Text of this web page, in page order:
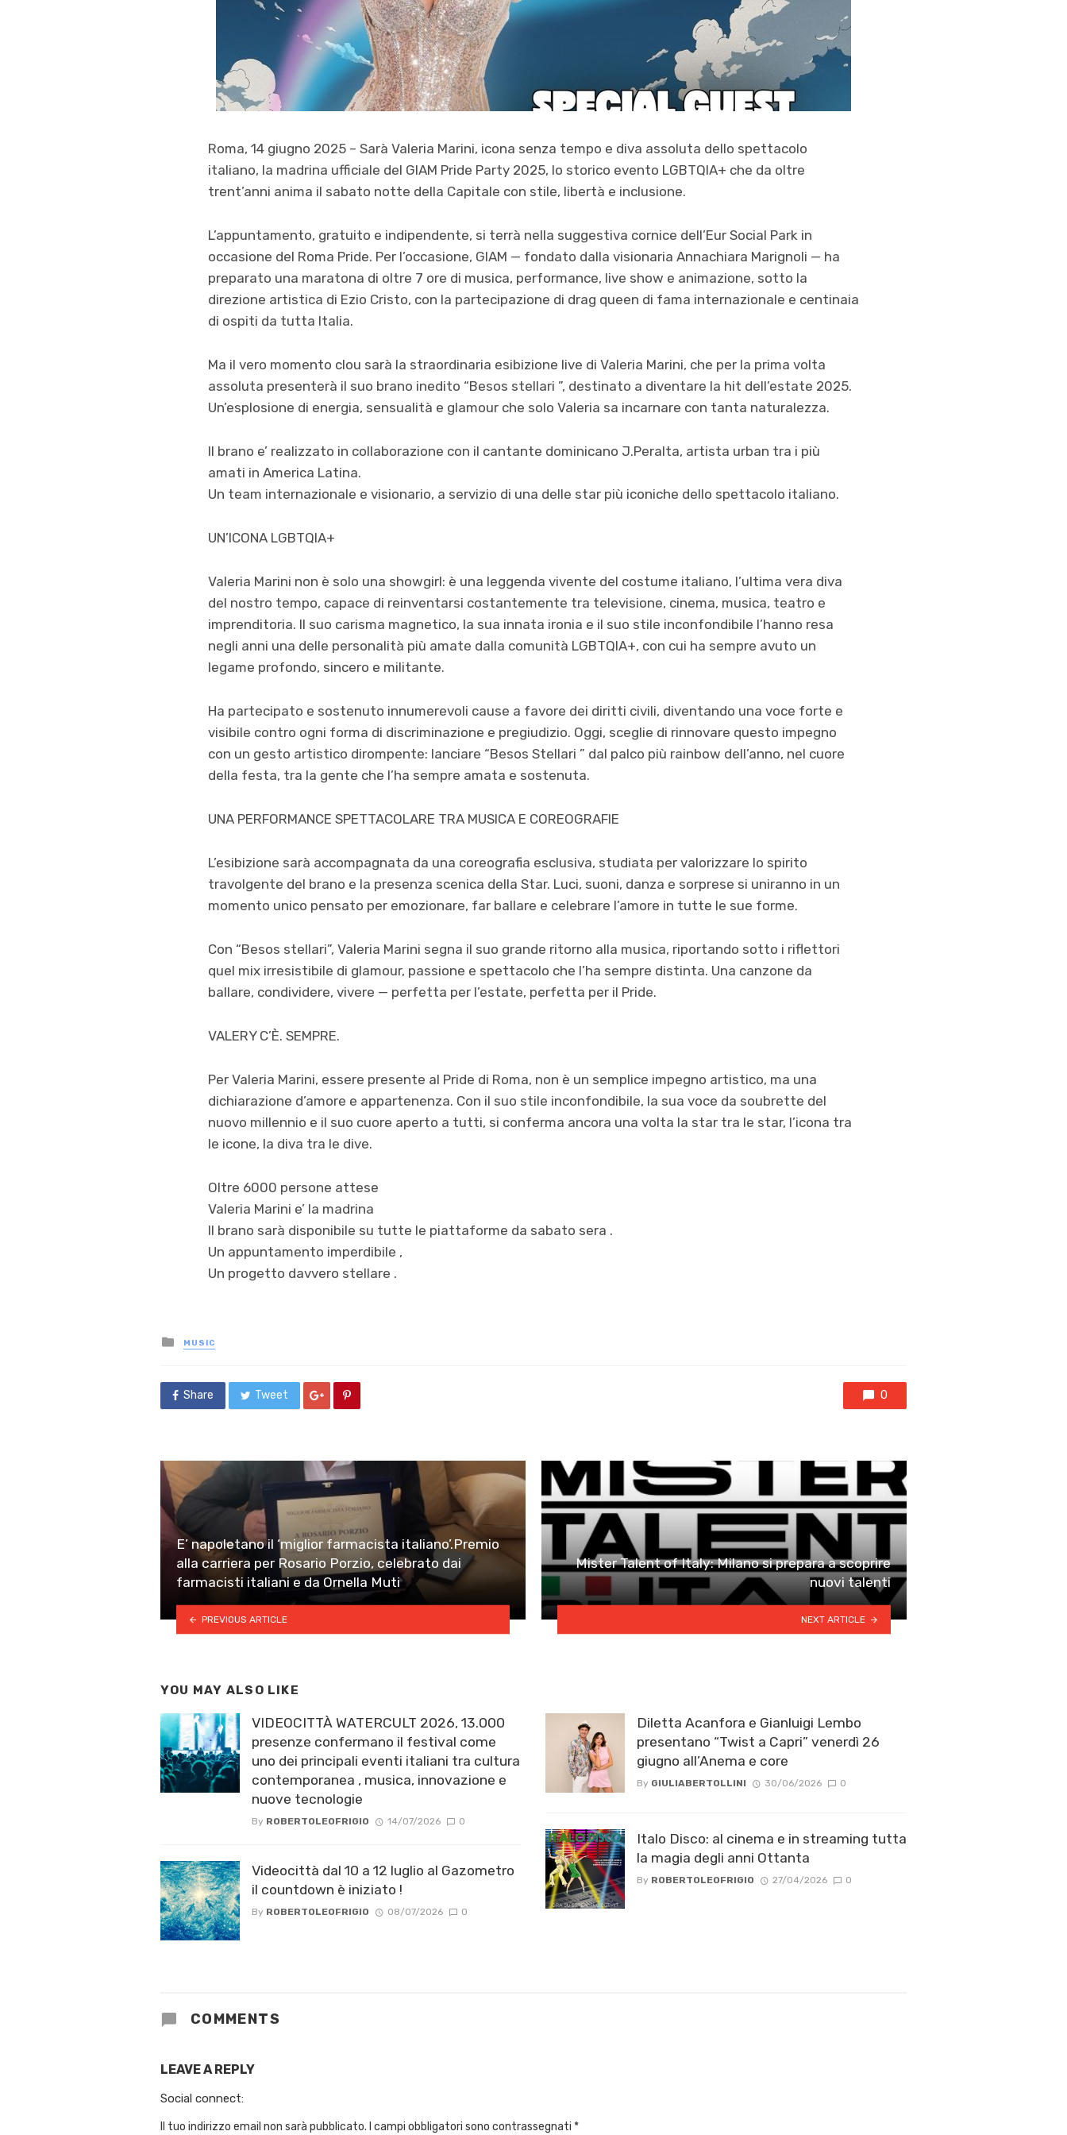
Roma, 14 giugno 2025 – Sarà Valeria Marini, icona senza tempo e diva assoluta dello spettacolo
italiano, la madrina ufficiale del GIAM Pride Party 2025, lo storico evento LGBTQIA+ che da oltre
trent’anni anima il sabato notte della Capitale con stile, libertà e inclusione.
L’appuntamento, gratuito e indipendente, si terrà nella suggestiva cornice dell’Eur Social Park in
occasione del Roma Pride. Per l’occasione, GIAM — fondato dalla visionaria Annachiara Marignoli — ha
preparato una maratona di oltre 7 ore di musica, performance, live show e animazione, sotto la
direzione artistica di Ezio Cristo, con la partecipazione di drag queen di fama internazionale e centinaia
di ospiti da tutta Italia.
Ma il vero momento clou sarà la straordinaria esibizione live di Valeria Marini, che per la prima volta
assoluta presenterà il suo brano inedito “Besos stellari ”, destinato a diventare la hit dell’estate 2025.
Un’esplosione di energia, sensualità e glamour che solo Valeria sa incarnare con tanta naturalezza.
Il brano e’ realizzato in collaborazione con il cantante dominicano J.Peralta, artista urban tra i più
amati in America Latina.
Un team internazionale e visionario, a servizio di una delle star più iconiche dello spettacolo italiano.
UN’ICONA LGBTQIA+
Valeria Marini non è solo una showgirl: è una leggenda vivente del costume italiano, l’ultima vera diva
del nostro tempo, capace di reinventarsi costantemente tra televisione, cinema, musica, teatro e
imprenditoria. Il suo carisma magnetico, la sua innata ironia e il suo stile inconfondibile l’hanno resa
negli anni una delle personalità più amate dalla comunità LGBTQIA+, con cui ha sempre avuto un
legame profondo, sincero e militante.
Ha partecipato e sostenuto innumerevoli cause a favore dei diritti civili, diventando una voce forte e
visibile contro ogni forma di discriminazione e pregiudizio. Oggi, sceglie di rinnovare questo impegno
con un gesto artistico dirompente: lanciare “Besos Stellari ” dal palco più rainbow dell’anno, nel cuore
della festa, tra la gente che l’ha sempre amata e sostenuta.
UNA PERFORMANCE SPETTACOLARE TRA MUSICA E COREOGRAFIE
L’esibizione sarà accompagnata da una coreografia esclusiva, studiata per valorizzare lo spirito
travolgente del brano e la presenza scenica della Star. Luci, suoni, danza e sorprese si uniranno in un
momento unico pensato per emozionare, far ballare e celebrare l’amore in tutte le sue forme.
Con “Besos stellari”, Valeria Marini segna il suo grande ritorno alla musica, riportando sotto i riflettori
quel mix irresistibile di glamour, passione e spettacolo che l’ha sempre distinta. Una canzone da
ballare, condividere, vivere — perfetta per l’estate, perfetta per il Pride.
VALERY C’È. SEMPRE.
Per Valeria Marini, essere presente al Pride di Roma, non è un semplice impegno artistico, ma una
dichiarazione d’amore e appartenenza. Con il suo stile inconfondibile, la sua voce da soubrette del
nuovo millennio e il suo cuore aperto a tutti, si conferma ancora una volta la star tra le star, l’icona tra
le icone, la diva tra le dive.
Oltre 6000 persone attese
Valeria Marini e’ la madrina
Il brano sarà disponibile su tutte le piattaforme da sabato sera .
Un appuntamento imperdibile ,
Un progetto davvero stellare .
Posted
in
MUSIC
Share Tweet 0
E’ napoletano il ‘miglior farmacista italiano’.Premio
alla carriera per Rosario Porzio, celebrato dai
farmacisti italiani e da Ornella Muti
PREVIOUS ARTICLE
Mister Talent of Italy: Milano si prepara a scoprire
nuovi talenti
NEXT ARTICLE
YOU MAY ALSO LIKE
VIDEOCITTÀ WATERCULT 2026, 13.000
presenze confermano il festival come
uno dei principali eventi italiani tra cultura
contemporanea , musica, innovazione e
nuove tecnologie
By ROBERTOLEOFRIGIO 14/07/2026 0
Videocittà dal 10 a 12 luglio al Gazometro
il countdown è iniziato !
By ROBERTOLEOFRIGIO 08/07/2026 0
Diletta Acanfora e Gianluigi Lembo
presentano “Twist a Capri” venerdì 26
giugno all’Anema e core
By GIULIABERTOLLINI 30/06/2026 0
Italo Disco: al cinema e in streaming tutta
la magia degli anni Ottanta
By ROBERTOLEOFRIGIO 27/04/2026 0
COMMENTS
LEAVE A REPLY
Social connect:
Il tuo indirizzo email non sarà pubblicato. I campi obbligatori sono contrassegnati *